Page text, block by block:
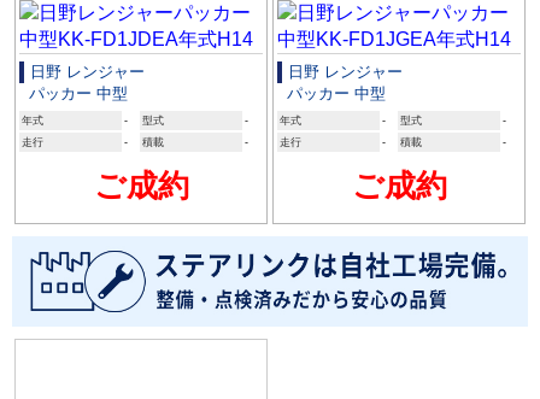
日野 レンジャー
パッカー 中型
年式 - 型式
-
走行
- 積載 -
ご成約
日野 レンジャー
パッカー 中型
年式 - 型式
-
走行
- 積載 -
ご成約